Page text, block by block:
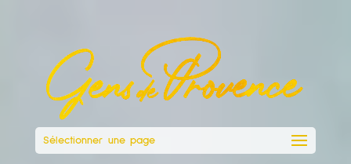
Sélectionner une page